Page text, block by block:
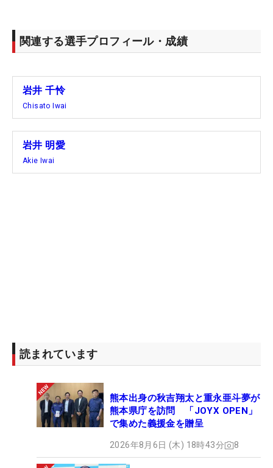
関連する選手プロフィール・成績
岩井 千怜
Chisato Iwai
岩井 明愛
Akie Iwai
読まれています
熊本出身の秋吉翔太と重永亜斗夢が
熊本県庁を訪問 「JOYX OPEN」
で集めた義援金を贈呈
2026年8月6日 (木) 18時43分 8